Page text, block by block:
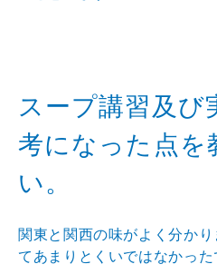
スープ講習及び
考になった点を
い。
関東と関西の味がよく分か
てあまりとくいではなかった